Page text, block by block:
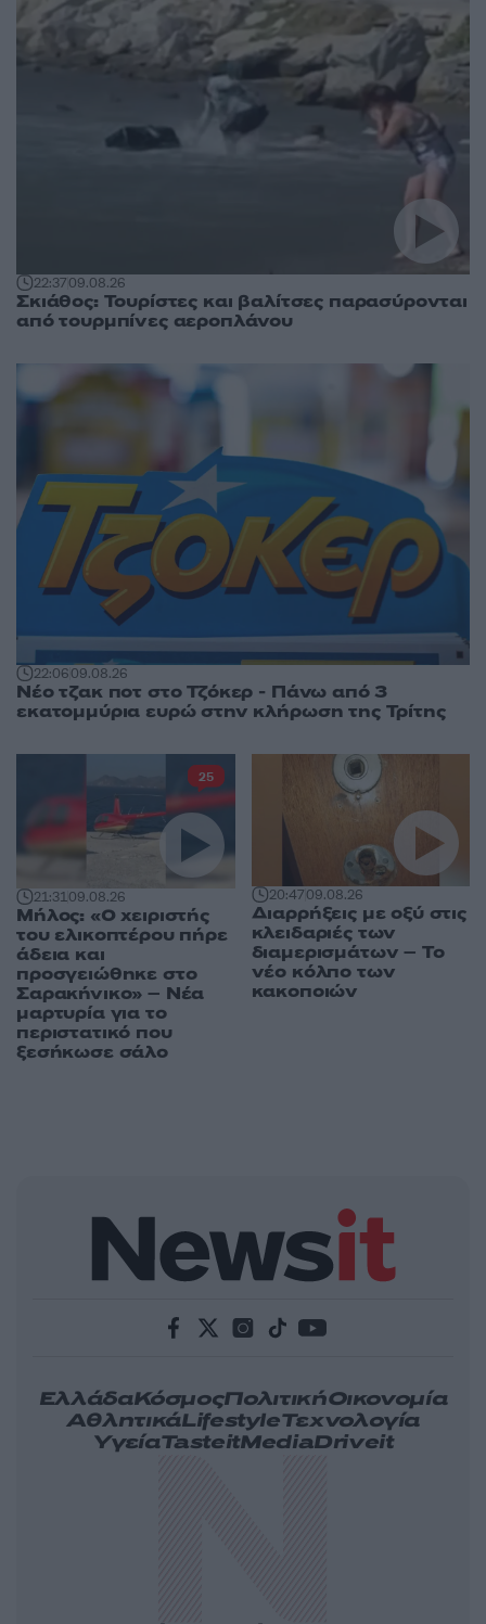
22:3709.08.26
Σκιάθος: Τουρίστες και βαλίτσες παρασύρονται
από τουρμπίνες αεροπλάνου
22:0609.08.26
Νέο τζακ ποτ στο Τζόκερ - Πάνω από 3
εκατομμύρια ευρώ στην κλήρωση της Τρίτης
21:3109.08.26
Μήλος: «Ο χειριστής
του ελικοπτέρου πήρε
άδεια και
προσγειώθηκε στο
Σαρακήνικο» – Νέα
μαρτυρία για το
περιστατικό που
ξεσήκωσε σάλο
25
20:4709.08.26
Διαρρήξεις με οξύ στις
κλειδαριές των
διαμερισμάτων – Το
νέο κόλπο των
κακοποιών
ΕλλάδαΚόσμοςΠολιτικήΟικονομία
ΑθλητικάLifestyleΤεχνολογία
ΥγείαTasteitMediaDriveit